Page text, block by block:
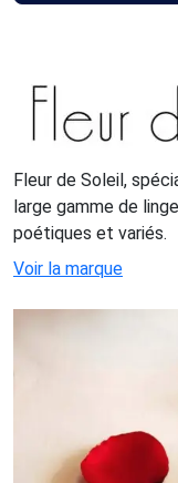
Fleur de Soleil,
large gamme de
poétiques et variés.
Voir la marque